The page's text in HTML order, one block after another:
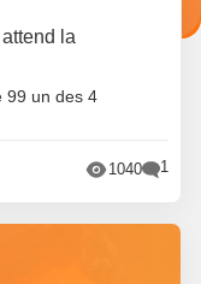
la
99 un des 4
1040 1